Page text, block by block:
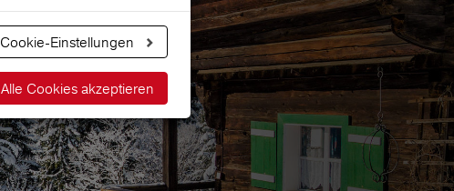
Cookie-Einstellungen
Alle Cookies akzeptieren